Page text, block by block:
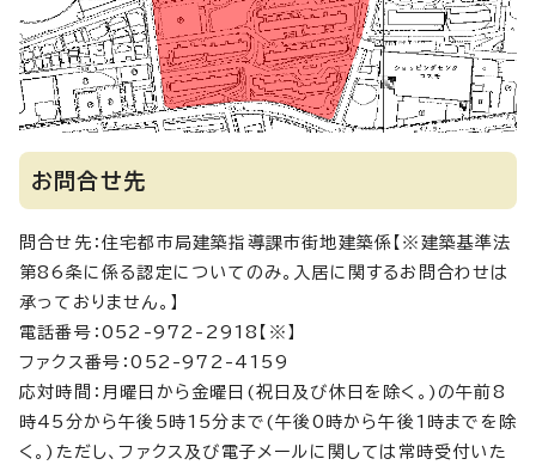
お問合せ先
問合せ先：住宅都市局建築指導課市街地建築係【※建築基準法
第86条に係る認定についてのみ。入居に関するお問合わせは
承っておりません。】
電話番号：052-972-2918【※】
ファクス番号：052-972-4159
応対時間：月曜日から金曜日(祝日及び休日を除く。)の午前8
時45分から午後5時15分まで(午後0時から午後1時までを除
く。)ただし、ファクス及び電子メールに関しては常時受付いた